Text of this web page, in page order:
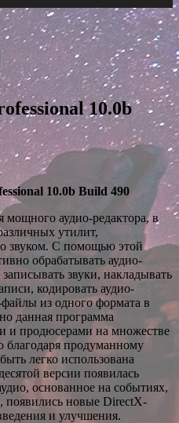
10.0b
10.0b Build 490
аудио-редактора, в
утилит,
звуком. С помощью этой
обрабатывать аудио-
звуки, накладывать
кодировать аудио-
из одного формата в
данная программа
и продюсерами на множестве
благодаря продуманному
легко использована
версии появилась
основанное на событиях,
появились новые DirectX-
и улучшения.